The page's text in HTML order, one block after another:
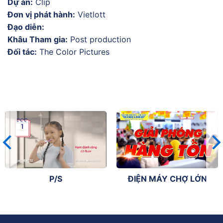
Dự án: Clip
Đơn vị phát hành: Vietlott
Đạo diễn:
Khâu Tham gia: Post production
Đối tác: The Color Pictures
P/S ĐIỆN MÁY CHỢ LỚN